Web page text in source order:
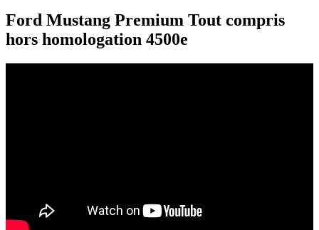
Ford Mustang Premium Tout compris
hors homologation 4500e